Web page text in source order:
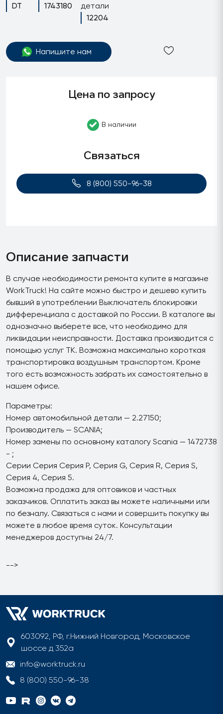
DT
1743180
детали
12204
Напишите нам
Цена по запросу
В наличии
Связаться
8 (800) 550-96-38
Описание запчасти
В случае необходимости ремонта купите в магазине
WorkTruck! На сайте можно быстро и дешево купить
бывший в употреблении Выключатель блокировки
дифференциала с доставкой по России. В каталоге вы
однозначно выберете все, что необходимо для
ликвидации неисправности. Доставка производится с
помощью услуг ТК. Возможна максимально короткая
транспортировка воздушным транспортом. Кроме
того есть возможность забрать их самостоятельно в
нашем офисе.
Параметры:
Номер автомобильной детали — 2.27150;
Производитель — SCANIA;
Номер замены по основному каталогу Scania — 1472738
- ;
Серии Серия Серия P, Серия G, Серия R, Серия S,
Серия 4, Серия 5.
Возможна продажа для оптовиков и частных
заказчиков. Оплатить заказ вы можете наличными или
по безналу. Связаться с нами и совершить покупку вы
можете в любое время суток. Консультации
менеджеров доступны 24/7.
-->
603092, РФ, г.Нижний Новгород, Московское
шоссе д 352а
info@worktruck.ru
8 (800) 550-96-38